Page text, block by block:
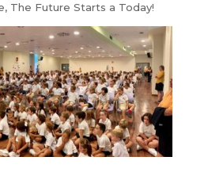
The Future Starts a Today!